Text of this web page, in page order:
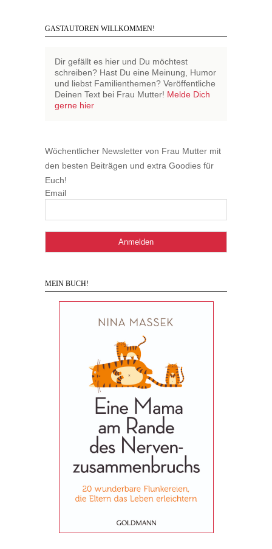
GASTAUTOREN WILLKOMMEN!
Dir gefällt es hier und Du möchtest
schreiben? Hast Du eine Meinung, Humor
und liebst Familienthemen? Veröffentliche
Deinen Text bei Frau Mutter! Melde Dich
gerne hier
Wöchentlicher Newsletter von Frau Mutter mit
den besten Beiträgen und extra Goodies für
Euch!
Email
MEIN BUCH!